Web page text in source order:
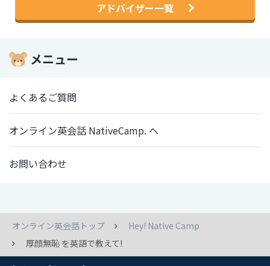
アドバイザー一覧
メニュー
よくあるご質問
オンライン英会話 NativeCamp. へ
お問い合わせ
オンライン英会話トップ
Hey! Native Camp
厚顔無恥 を英語で教えて!